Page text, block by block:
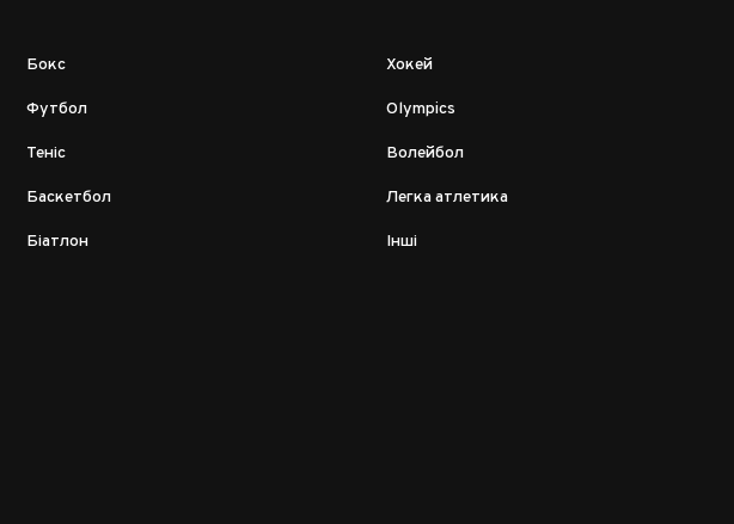
Бокс
Футбол
Теніс
Баскетбол
Біатлон
Хокей
Olympics
Волейбол
Легка атлетика
Інші